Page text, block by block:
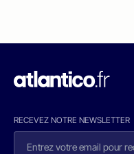
RECEVEZ NOTRE NEWSLETTER